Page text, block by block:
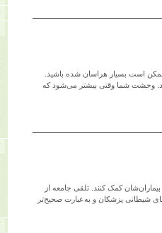
ممکن است بسیار هراسان شده باشید.
وحشت شما وقتی بیشتر می‌شود که
کمک کنند. تلقی جامعه از
شیطانی پزشکان و به‌عبارت صحیح‌تر